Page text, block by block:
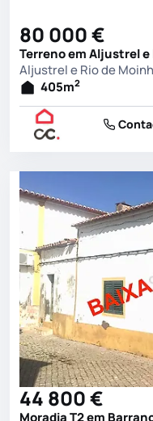
80 000 €
Terreno em Aljustrel
Aljustrel e Rio de
405m2
44 800 €
Moradia T2 em